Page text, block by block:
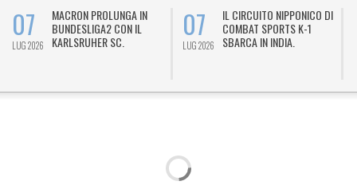
07
LUG 2026
MACRON PROLUNGA IN
BUNDESLIGA2 CON IL
KARLSRUHER SC.
07
LUG 2026
IL CIRCUITO NIPPONICO DI
COMBAT SPORTS K-1
SBARCA IN INDIA.